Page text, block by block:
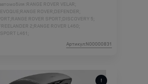
: RANGE ROVER VELAR;
RANGE ROVER; DEFENDER;
RANGE ROVER SPORT; DISCOVERY 5;
2; RANGE ROVER L460;
L461;
Артикул:N00000831